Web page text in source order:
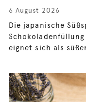
6 August 2026
Die japanische
eignet sich als